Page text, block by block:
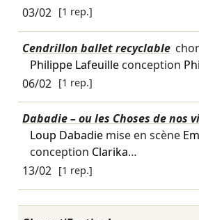
03/02 [1 rep.]
Cendrillon ballet recyclable
Philippe Lafeuilleconception
06/02 [1 rep.]
Dabadie – ou les Choses de nos
Loup Dabadiemise en scène
conception Clarika…
13/02 [1 rep.]